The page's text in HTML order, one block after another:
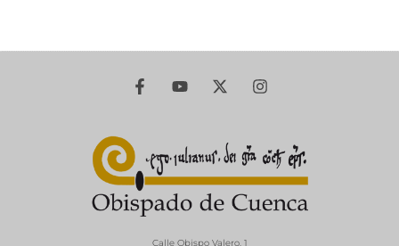
Calle Obispo Valero, 1